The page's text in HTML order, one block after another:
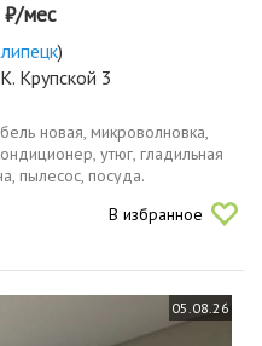
₽/мес
)
Крупской 3
новая, микроволновка,
утюг, гладильная
пылесос, посуда.
В избранное
05.08.26